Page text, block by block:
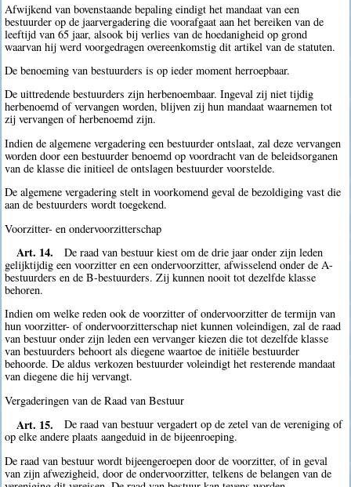
Afwijkend van bovenstaande bepaling eindigt het mandaat van een
bestuurder op de jaarvergadering die voorafgaat aan het bereiken van de
leeftijd van 65 jaar, alsook bij verlies van de hoedanigheid op grond
waarvan hij werd voorgedragen overeenkomstig dit artikel van de statuten.
De benoeming van bestuurders is op ieder moment herroepbaar.
De uittredende bestuurders zijn herbenoembaar. Ingeval zij niet tijdig
herbenoemd of vervangen worden, blijven zij hun mandaat waarnemen tot
zij vervangen of herbenoemd zijn.
Indien de algemene vergadering een bestuurder ontslaat, zal deze vervangen
worden door een bestuurder benoemd op voordracht van de beleidsorganen
van de klasse die initieel de ontslagen bestuurder voorstelde.
De algemene vergadering stelt in voorkomend geval de bezoldiging vast die
aan de bestuurders wordt toegekend.
Voorzitter- en ondervoorzitterschap
Art. 14.
De raad van bestuur kiest om de drie jaar onder zijn leden
gelijktijdig een voorzitter en een ondervoorzitter, afwisselend onder de A-
bestuurders en de B-bestuurders. Zij kunnen nooit tot dezelfde klasse
behoren.
Indien om welke reden ook de voorzitter of ondervoorzitter de termijn van
hun voorzitter- of ondervoorzitterschap niet kunnen voleindigen, zal de raad
van bestuur onder zijn leden een vervanger kiezen die tot dezelfde klasse
van bestuurders behoort als diegene waartoe de initiële bestuurder
behoorde. De aldus verkozen bestuurder voleindigt het resterende mandaat
van diegene die hij vervangt.
Vergaderingen van de Raad van Bestuur
Art. 15.
De raad van bestuur vergadert op de zetel van de vereniging of
op elke andere plaats aangeduid in de bijeenroeping.
De raad van bestuur wordt bijeengeroepen door de voorzitter, of in geval
van zijn afwezigheid, door de ondervoorzitter, telkens de belangen van de